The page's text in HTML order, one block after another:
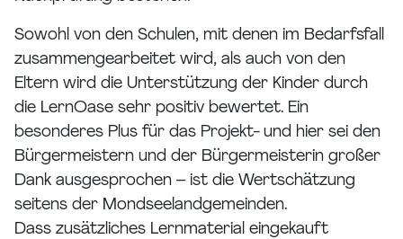
Sowohl von den Schulen, mit denen im Bedarfsfall
zusammengearbeitet wird, als auch von den
Eltern wird die Unterstützung der Kinder durch
die LernOase sehr positiv bewertet. Ein
besonderes Plus für das Projekt- und hier sei den
Bürgermeistern und der Bürgermeisterin großer
Dank ausgesprochen – ist die Wertschätzung
seitens der Mondseelandgemeinden.
Dass zusätzliches Lernmaterial eingekauft